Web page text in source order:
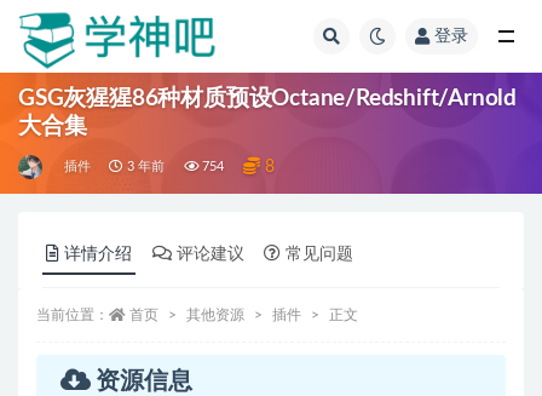
登录
GSG灰猩猩86种材质预设Octane/Redshift/Arnold
大合集
插件 3 年前 754 8
详情介绍 评论建议 常见问题
当前位置： 首页 其他资源 插件 正文
资源信息